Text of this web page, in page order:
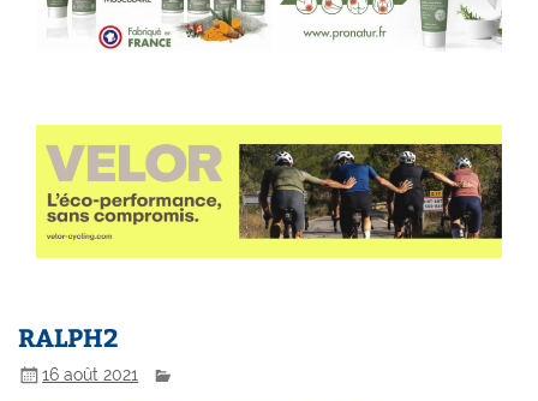
RALPH2
16 août 2021